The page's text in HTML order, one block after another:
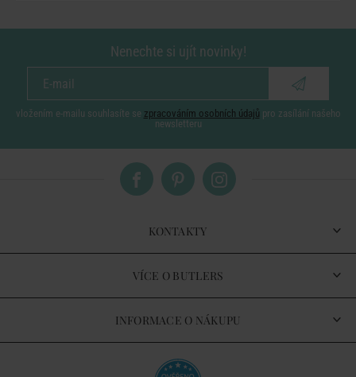
Nenechte si ujít novinky!
vložením e-mailu souhlasíte se zpracováním osobních údajů pro zasílání našeho
newsletteru
KONTAKTY
VÍCE O BUTLERS
INFORMACE O NÁKUPU